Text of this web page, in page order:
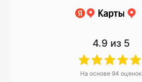
4.9 из 5
На основе 94 оценок